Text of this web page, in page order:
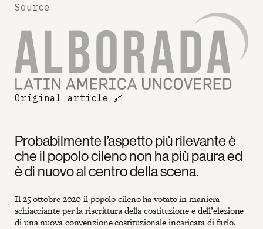
Probabilmente l’aspetto più rilevante è
che il popolo cileno non ha più paura ed
è di nuovo al centro della scena.
Il 25 ottobre 2020 il popolo cileno ha votato in maniera
schiacciante per la riscrittura della costituzione e dell’elezione
di una nuova convenzione costituzionale incaricata di farlo.
Source
Original article 🔗